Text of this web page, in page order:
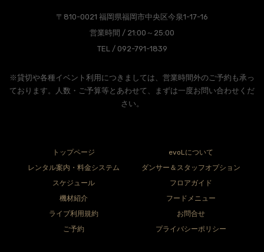
〒810-0021 福岡県福岡市中央区今泉1-17-16
営業時間 / 21:00～25:00
TEL / 092-791-1839
※貸切や各種イベント利用につきましては、営業時間外のご予約も承っ
ております。人数・ご予算等とあわせて、まずは一度お問い合わせくだ
さい。
トップページ
evoLについて
レンタル案内・料金システム
ダンサー＆スタッフオプション
スケジュール
フロアガイド
機材紹介
フードメニュー
ライブ利用規約
お問合せ
ご予約
プライバシーポリシー